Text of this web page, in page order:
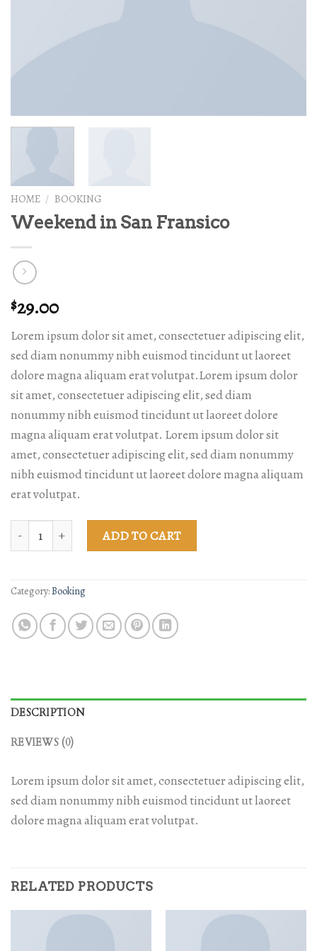
HOME / BOOKING
Weekend in San Fransico
$29.00
Lorem ipsum dolor sit amet, consectetuer adipiscing elit,
sed diam nonummy nibh euismod tincidunt ut laoreet
dolore magna aliquam erat volutpat.Lorem ipsum dolor
sit amet, consectetuer adipiscing elit, sed diam
nonummy nibh euismod tincidunt ut laoreet dolore
magna aliquam erat volutpat. Lorem ipsum dolor sit
amet, consectetuer adipiscing elit, sed diam nonummy
nibh euismod tincidunt ut laoreet dolore magna aliquam
erat volutpat.
Weekend in San Fransico quantity
ADD TO CART
Category:Booking
DESCRIPTION
REVIEWS (0)
Lorem ipsum dolor sit amet, consectetuer adipiscing elit,
sed diam nonummy nibh euismod tincidunt ut laoreet
dolore magna aliquam erat volutpat.
RELATED PRODUCTS